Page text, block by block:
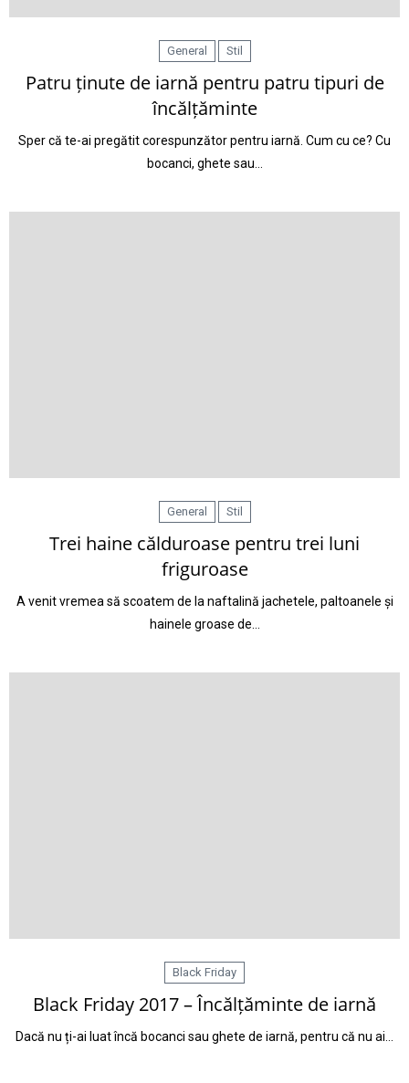
General Stil
Patru ținute de iarnă pentru patru tipuri de
încălțăminte
Sper că te-ai pregătit corespunzător pentru iarnă. Cum cu ce? Cu
bocanci, ghete sau…
General Stil
Trei haine călduroase pentru trei luni
friguroase
A venit vremea să scoatem de la naftalină jachetele, paltoanele și
hainele groase de…
Black Friday
Black Friday 2017 – Încălțăminte de iarnă
Dacă nu ți-ai luat încă bocanci sau ghete de iarnă, pentru că nu ai…